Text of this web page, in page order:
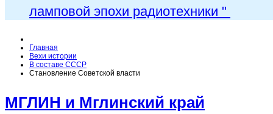
ламповой эпохи радиотехники "
Главная
Вехи истории
В составе СССР
Становление Советской власти
МГЛИН и Мглинский край